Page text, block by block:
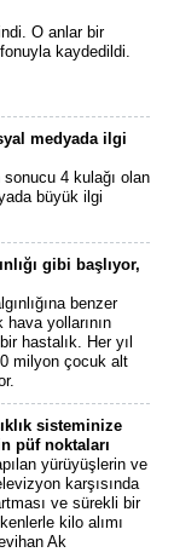
O anlar bir
kaydedildi.
medyada ilgi
4 kulağı olan
büyük ilgi
gibi başlıyor,
benzer
yollarının
hastalık. Her yıl
milyon çocuk alt
sisteminize
püf noktaları
yürüyüşlerin ve
karşısında
ve sürekli bir
kilo alımı
Ak